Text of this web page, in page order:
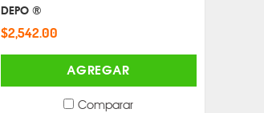
DEPO ®
$2,542.00
AGREGAR
Comparar